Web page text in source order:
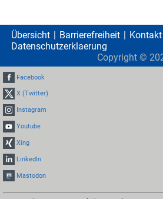
Übersicht Barrierefreiheit Kontakt
Datenschutzerklaerung
Copyright ©
Facebook
X (Twitter)
Instagram
Youtube
Xing
LinkedIn
Mastodon